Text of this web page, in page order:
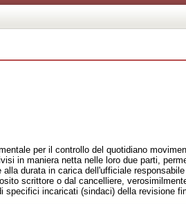
per il controllo del quotidiano
in maniera netta nelle loro due parti,
durata in carica dell'ufficiale
scrittore o dal cancelliere,
specifici incaricati (sindaci) della revisione